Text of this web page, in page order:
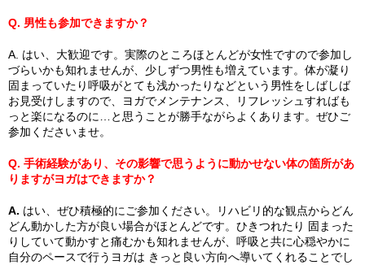
Q. 男性も参加できますか？
A. はい、大歓迎です。実際のところほとんどが女性ですので参加し
づらいかも知れませんが、少しずつ男性も増えています。体が凝り
固まっていたり呼吸がとても浅かったりなどという男性をしばしば
お見受けしますので、ヨガでメンテナンス、リフレッシュすればも
っと楽になるのに…と思うことが勝手ながらよくあります。ぜひご
参加くださいませ。
Q. 手術経験があり、その影響で思うように動かせない体の箇所があ
りますがヨガはできますか？
A. はい、ぜひ積極的にご参加ください。リハビリ的な観点からどん
どん動かした方が良い場合がほとんどです。ひきつれたり 固まった
りしていて動かすと痛むかも知れませんが、呼吸と共に心穏やかに
自分のペースで行うヨガは きっと良い方向へ導いてくれることでし